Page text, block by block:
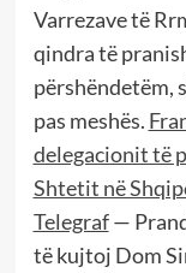
Varrezave të
qindra të
përshëndetëm,
pas meshës.
delegacionit të
Shtetit në
Telegraf—
të kujtoj Dom